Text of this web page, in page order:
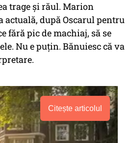
trage și răul. Marion
actuală, după Oscarul pentru
fără pic de machiaj, să se
Nu e puțin. Bănuiesc că va
Citește articolul